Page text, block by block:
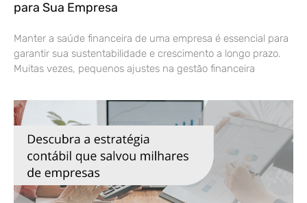
para Sua Empresa
Manter a saúde financeira de uma empresa é essencial para
garantir sua sustentabilidade e crescimento a longo prazo.
Muitas vezes, pequenos ajustes na gestão financeira